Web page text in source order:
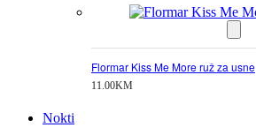
Flormar Kiss Me More ruž za usne
11.00KM
Nokti